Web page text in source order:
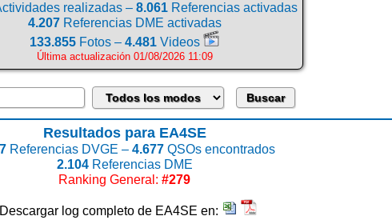
realizadas – 8.061Referencias activadas
4.207Referencias DME activadas
133.855 Fotos – 4.481 Videos
Última actualización 01/08/2026 11:09
Resultados para EA4SE
Referencias DVGE – 4.677QSOs encontrados
2.104Referencias DME
Ranking General: #279
Descargar log completo de EA4SE en: